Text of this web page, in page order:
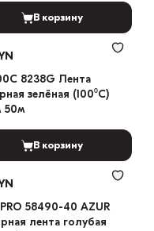
В корзину
8238G Лента
зелёная (100⁰С)
50м
В корзину
PRO 58490-40 AZUR
лента голубая